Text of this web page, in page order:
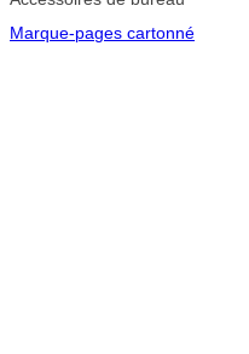
Marque-pages cartonné